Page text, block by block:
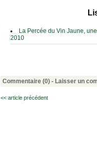
La Percée du Vin Jaune,
2010
Commentaire (0) - Laisser un
<< article précédent